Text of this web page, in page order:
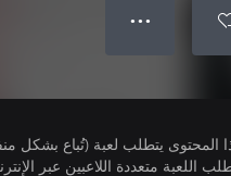
● ● ●
المحتوى يتطلب لعبة (تُباع بشكل